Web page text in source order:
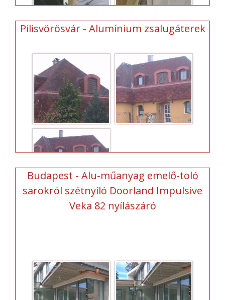
Pilisvörösvár - Alumínium zsalugáterek
Budapest - Alu-műanyag emelő-toló
sarokról szétnyíló Doorland Impulsive
Veka 82 nyílászáró